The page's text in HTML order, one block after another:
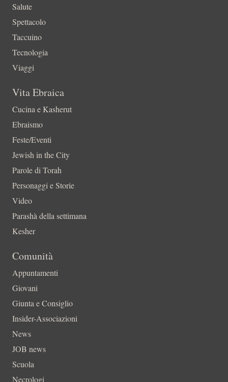
Salute
Spettacolo
Taccuino
Tecnologia
Viaggi
Vita Ebraica
Cucina e Kasherut
Ebraismo
Feste/Eventi
Jewish in the City
Parole di Torah
Personaggi e Storie
Video
Parashà della settimana
Kesher
Comunità
Appuntamenti
Giovani
Giunta e Consiglio
Insider-Associazioni
News
JOB news
Scuola
Necrologi